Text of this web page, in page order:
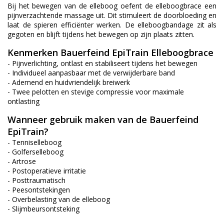
Bij het bewegen van de elleboog oefent de elleboogbrace een
pijnverzachtende massage uit. Dit stimuleert de doorbloeding en
laat de spieren efficiënter werken. De elleboogbandage zit als
gegoten en blijft tijdens het bewegen op zijn plaats zitten.
Kenmerken Bauerfeind EpiTrain Elleboogbrace
- Pijnverlichting, ontlast en stabiliseert tijdens het bewegen
- Individueel aanpasbaar met de verwijderbare band
- Ademend en huidvriendelijk breiwerk
- Twee pelotten en stevige compressie voor maximale
ontlasting
Wanneer gebruik maken van de Bauerfeind
EpiTrain?
- Tenniselleboog
- Golferselleboog
- Artrose
- Postoperatieve irritatie
- Posttraumatisch
- Peesontstekingen
- Overbelasting van de elleboog
- Slijmbeursontsteking